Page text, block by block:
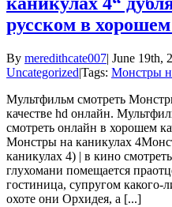
русском в хорошем
By meredithcate007| June 19th,
Uncategorized|Tags: Монстры
Мультфильм смотреть
качестве hd онлайн.
смотреть онлайн в хорошем
Монстры на каникулах
каникулах 4) | в кино
глухомани помещается
гостиница, супругом какого-
охоте они Орхидея, а [...]